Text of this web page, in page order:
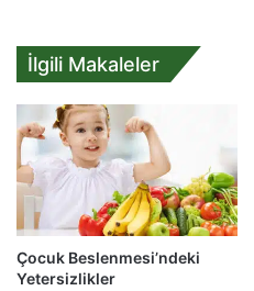
İlgili Makaleler
Çocuk Beslenmesi’ndeki
Yetersizlikler